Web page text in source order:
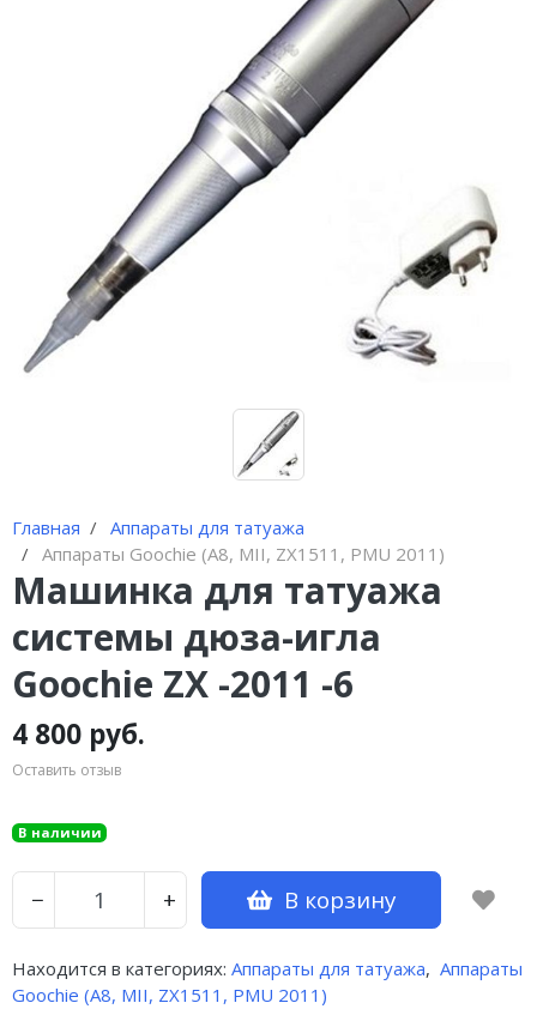
Главная
Аппараты для татуажа
Аппараты Goochie (A8, MII, ZX1511, PMU 2011)
Машинка для татуажа
системы дюза-игла
Goochie ZX -2011 -6
4 800 руб.
Оставить отзыв
В наличии
− + В корзину
Находится в категориях: Аппараты для татуажа, Аппараты
Goochie (A8, MII, ZX1511, PMU 2011)
оригинальных аппаратов Dragon
Иглы и колпачки GiantSun
My M мезо и BB Glow модули